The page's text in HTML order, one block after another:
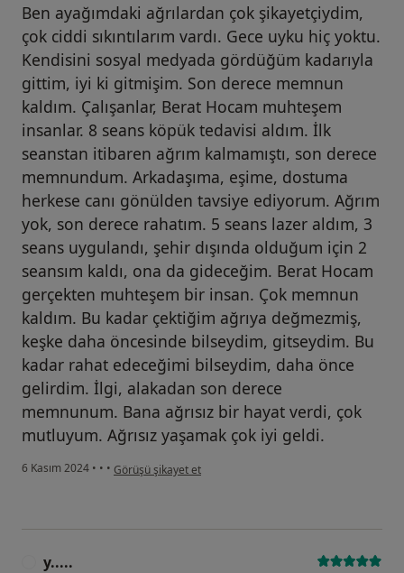
Ben ayağımdaki ağrılardan çok şikayetçiydim,
çok ciddi sıkıntılarım vardı. Gece uyku hiç yoktu.
Kendisini sosyal medyada gördüğüm kadarıyla
gittim, iyi ki gitmişim. Son derece memnun
kaldım. Çalışanlar, Berat Hocam muhteşem
insanlar. 8 seans köpük tedavisi aldım. İlk
seanstan itibaren ağrım kalmamıştı, son derece
memnundum. Arkadaşıma, eşime, dostuma
herkese canı gönülden tavsiye ediyorum. Ağrım
yok, son derece rahatım. 5 seans lazer aldım, 3
seans uygulandı, şehir dışında olduğum için 2
seansım kaldı, ona da gideceğim. Berat Hocam
gerçekten muhteşem bir insan. Çok memnun
kaldım. Bu kadar çektiğim ağrıya değmezmiş,
keşke daha öncesinde bilseydim, gitseydim. Bu
kadar rahat edeceğimi bilseydim, daha önce
gelirdim. İlgi, alakadan son derece
memnunum. Bana ağrısız bir hayat verdi, çok
mutluyum. Ağrısız yaşamak çok iyi geldi.
6 Kasım 2024 • • • kullanıcının görüşüne göre h.....
Görüşü şikayet et
y.....